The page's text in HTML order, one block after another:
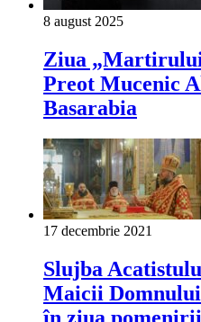
8 august 2025
Ziua
Preot Mucenic
Basarabia
17 decembrie 2021
Slujba
Maicii